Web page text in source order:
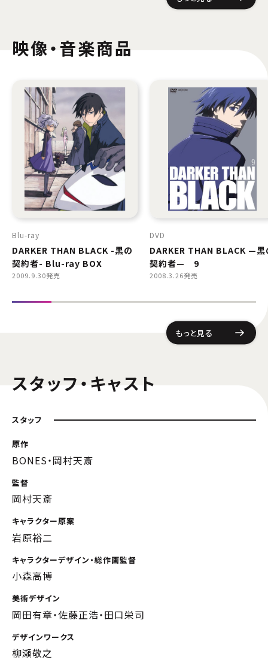
映像・音楽商品
Blu-ray
DARKER THAN BLACK -黒の
契約者- Blu-ray BOX
2009.9.30発売
DVD
DARKER THAN BLACK —黒
契約者— 9
2008.3.26発売
もっと見る
スタッフ・キャスト
スタッフ
原作
BONES・岡村天斎
監督
岡村天斎
キャラクター原案
岩原裕二
キャラクターデザイン・総作画監督
小森高博
美術デザイン
岡田有章・佐藤正浩・田口栄司
デザインワークス
柳瀬敬之